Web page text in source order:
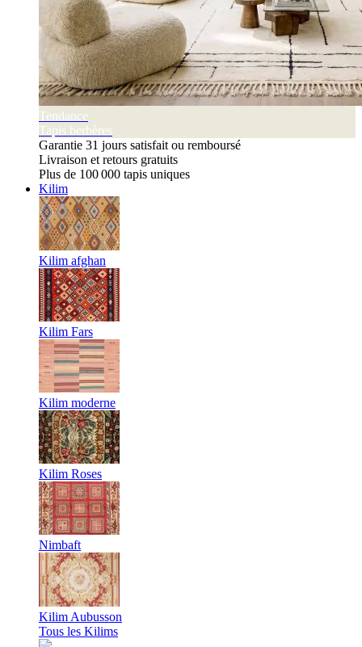
Tendance
Tapis berbères
Garantie 31 jours satisfait ou remboursé
Livraison et retours gratuits
Plus de 100 000 tapis uniques
Kilim
Kilim afghan
Kilim Fars
Kilim moderne
Kilim Roses
Nimbaft
Kilim Aubusson
Tous les Kilims